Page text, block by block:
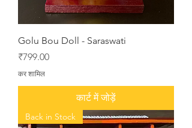
Golu Bou Doll - Saraswati
मूल्य
₹799.00
कर शामिल
कार्ट में जोड़ें
Back in Stock